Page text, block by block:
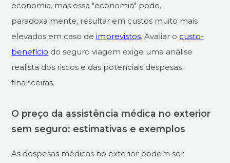
economia, mas essa "economia" pode,
paradoxalmente, resultar em custos muito mais
elevados em caso deimprevistos. Avaliar o custo-
benefício do seguro viagem exige uma análise
realista dos riscos e das potenciais despesas
financeiras.
O preço da assistência médica no exterior
sem seguro: estimativas e exemplos
As despesas médicas no exterior podem ser